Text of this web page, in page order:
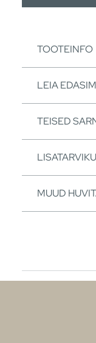
TOOTEINFO
LEIA
TEISED
MUUD